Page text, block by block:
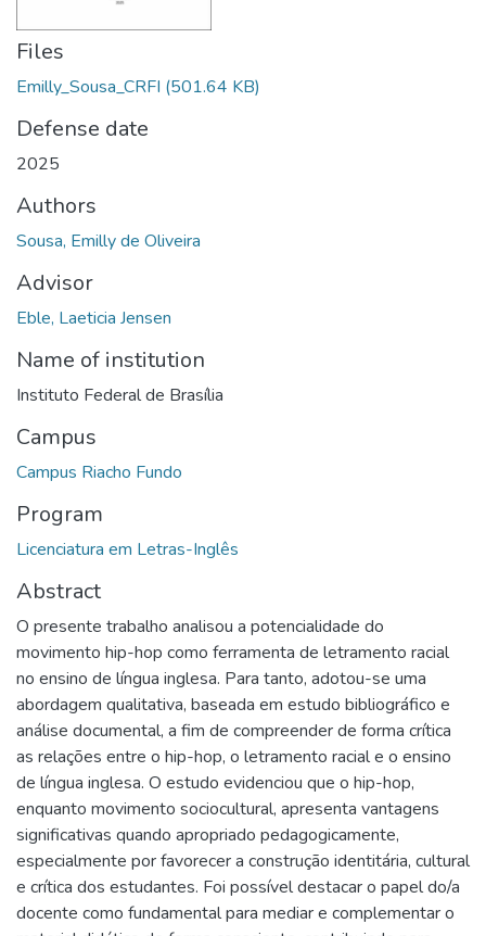
Files
Emilly_Sousa_CRFI (501.64 KB)
Defense date
2025
Authors
Sousa, Emilly de Oliveira
Advisor
Eble, Laeticia Jensen
Name of institution
Instituto Federal de Brasília
Campus
Campus Riacho Fundo
Program
Licenciatura em Letras-Inglês
Abstract
O presente trabalho analisou a potencialidade do
movimento hip-hop como ferramenta de letramento racial
no ensino de língua inglesa. Para tanto, adotou-se uma
abordagem qualitativa, baseada em estudo bibliográfico e
análise documental, a fim de compreender de forma crítica
as relações entre o hip-hop, o letramento racial e o ensino
de língua inglesa. O estudo evidenciou que o hip-hop,
enquanto movimento sociocultural, apresenta vantagens
significativas quando apropriado pedagogicamente,
especialmente por favorecer a construção identitária, cultural
e crítica dos estudantes. Foi possível destacar o papel do/a
docente como fundamental para mediar e complementar o